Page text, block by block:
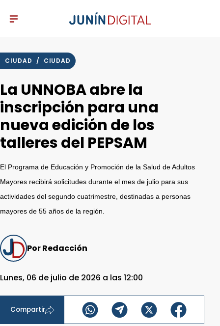
CIUDAD / CIUDAD
La UNNOBA abre la
inscripción para una
nueva edición de los
talleres del PEPSAM
El Programa de Educación y Promoción de la Salud de Adultos
Mayores recibirá solicitudes durante el mes de julio para sus
actividades del segundo cuatrimestre, destinadas a personas
mayores de 55 años de la región.
Por Redacción
Lunes, 06 de julio de 2026 a las 12:00
Compartir